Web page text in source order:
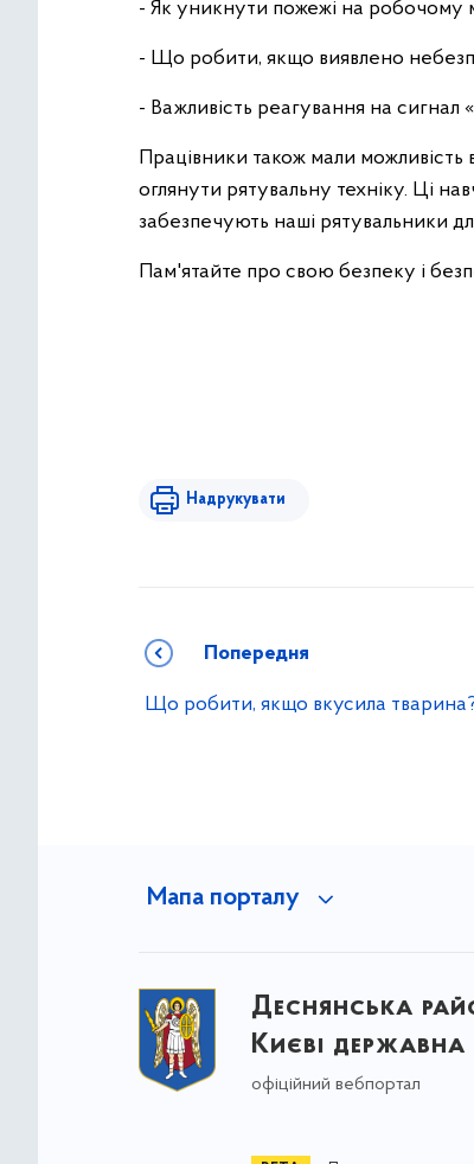
- Як уникнути пожежі на робочому
- Що робити, якщо виявлено
- Важливість реагування на сигнал
Працівники також мали можливість
оглянути рятувальну техніку. Ці
забезпечують наші рятувальники
Пам'ятайте про свою безпеку і
Надрукувати
Попередня
Що робити, якщо вкусила
Мапа порталу
Деснянська
Києві державна
офіційний вебпортал